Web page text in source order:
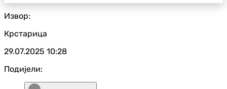
Извор:
Крстарица
29.07.2025 10:28
Подијели: